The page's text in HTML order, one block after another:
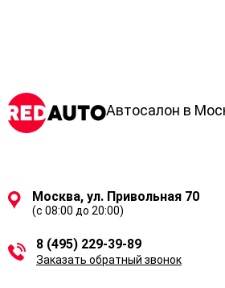
Автосалон в
Москва, ул. Привольная 70
(с 08:00 до 20:00)
8 (495) 229-39-89
Заказать обратный звонок